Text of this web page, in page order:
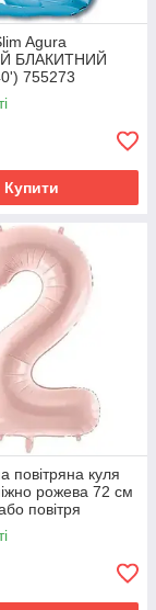
Agura
БЛАКИТНИЙ
755273
Купити
повітряна куля
рожева 72 см
повітря